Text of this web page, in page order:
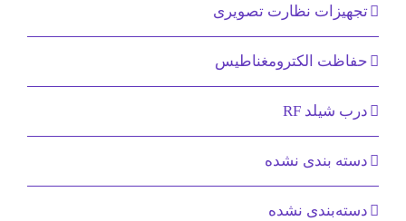
تجهیزات نظارت تصویری
حفاظت الکترومغناطیس
درب شیلد RF
دسته بندی نشده
دسته‌بندی نشده